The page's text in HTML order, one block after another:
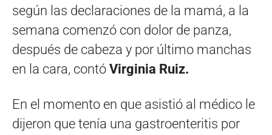
según las declaraciones de la mamá, a la
semana comenzó con dolor de panza,
después de cabeza y por último manchas
en la cara, contó Virginia Ruiz.
En el momento en que asistió al médico le
dijeron que tenía una gastroenteritis por